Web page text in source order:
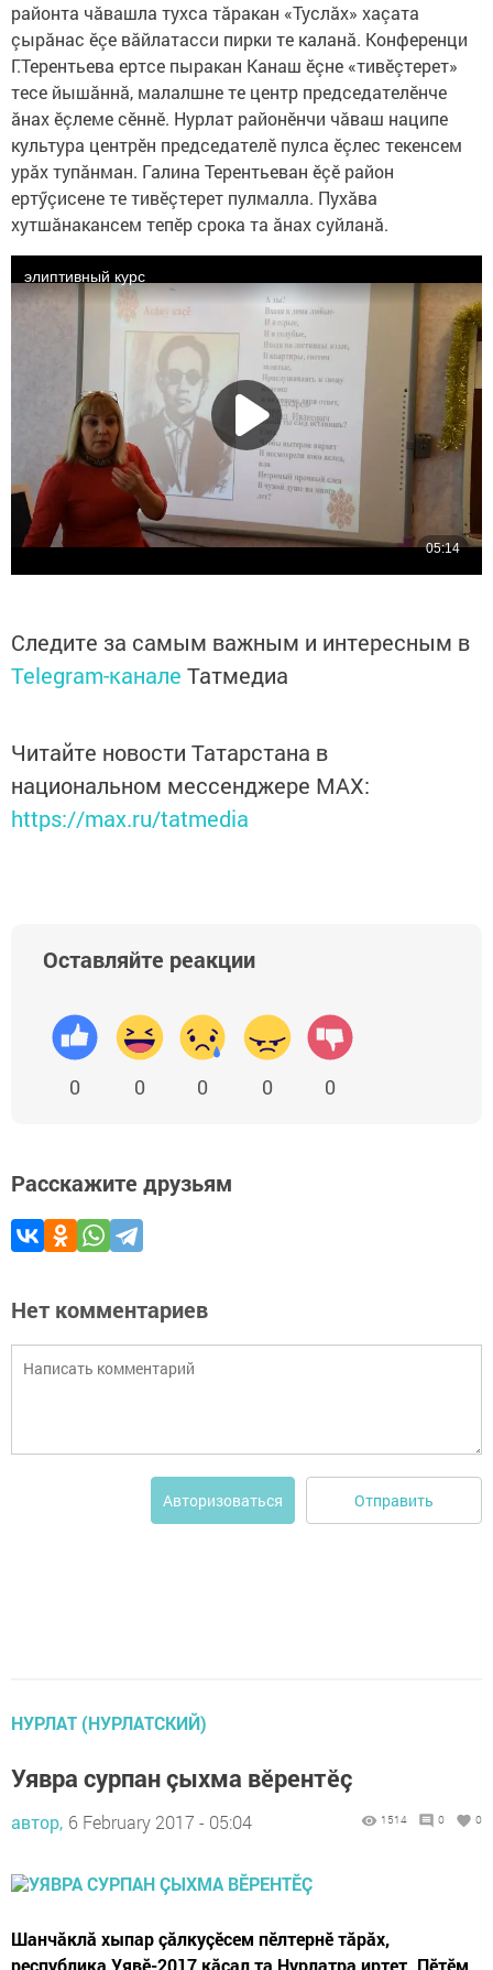
районта чăвашла тухса тăракан «Туслăх» хаçата
çырăнас ӗçе вăйлатасси пирки те каланă. Конференци
Г.Терентьева ертсе пыракан Канаш ӗçне «тивӗçтерет»
тесе йышăннă, малалшне те центр председателӗнче
ăнах ӗçлеме сӗннӗ. Нурлат районӗнчи чăваш наципе
культура центрӗн председателӗ пулса ӗçлес текенсем
урăх тупăнман. Галина Терентьеван ӗçӗ район
ертӳçисене те тивӗçтерет пулмалла. Пухăва
хутшăнакансем тепӗр срока та ăнах суйланă.
Следите за самым важным и интересным в
Telegram-канале Татмедиа
Читайте новости Татарстана в
национальном мессенджере MАХ:
https://max.ru/tatmedia
Оставляйте реакции
0 0 0 0 0
Расскажите друзьям
Нет комментариев
Авторизоваться Отправить
НУРЛАТ (НУРЛАТСКИЙ)
Уявра сурпан çыхма вӗрентӗç
автор, 6 February 2017 - 05:04 1514 0 0
Шанчăклă хыпар çăлкуçӗсем пӗлтернӗ тăрăх,
республика Уявӗ-2017 кăçал та Нурлатра иртет. Пӗтӗм